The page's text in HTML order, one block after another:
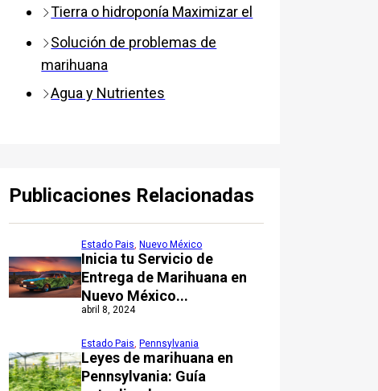
Tierra o hidroponía Maximizar el
Solución de problemas de
marihuana
Agua y Nutrientes
Publicaciones Relacionadas
Inicia tu Servicio de
Entrega de Marihuana en
Nuevo México...
Estado Pais, Nuevo México
abril 8, 2024
Leyes de marihuana en
Pennsylvania: Guía
Estado Pais, Pennsylvania